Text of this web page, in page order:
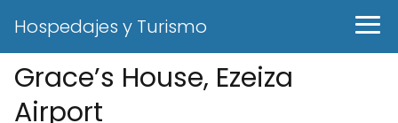
Hospedajes y Turismo
Grace’s House, Ezeiza
Airport